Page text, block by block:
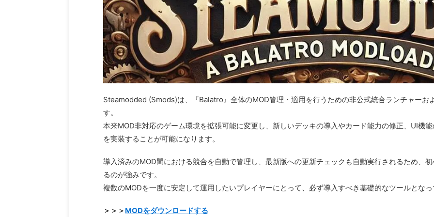
Steamodded (Smods)は、『Balatro』全体のMOD管理・適用を行うための非公式統合ランチャーお
す。
本来MOD非対応のゲーム環境を拡張可能に変更し、新しいデッキの導入やカード能力の修正、UI機
を実装することが可能になります。
導入済みのMOD間における競合を自動で管理し、最新版への更新チェックも自動実行されるため、
るのが強みです。
複数のMODを一度に安定して運用したいプレイヤーにとって、必ず導入すべき基礎的なツールとな
＞＞＞ MODをダウンロードする